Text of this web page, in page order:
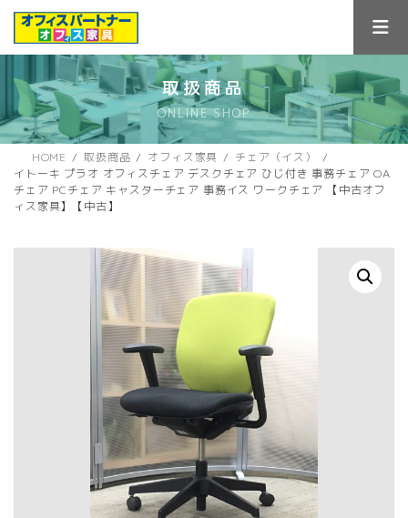
ス
キ
ン
に
取扱商品
ONLINE SHOP
HOME 取扱商品 オフィス家具
チェア（イス）
イトーキ プラオ オフィスチェア デスクチェア ひじ付き 事務チェア OA
チェア PCチェア キャスターチェア 事務イス ワークチェア 【中古オフ
ィス家具】【中古】